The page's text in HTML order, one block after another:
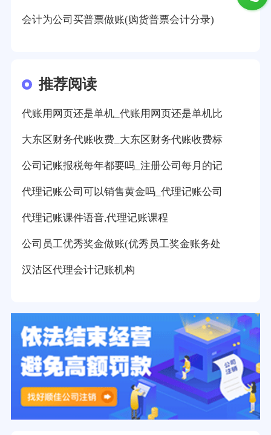
会计为公司买普票做账(购货普票会计分录)
推荐阅读
代账用网页还是单机_代账用网页还是单机比
大东区财务代账收费_大东区财务代账收费标
公司记账报税每年都要吗_注册公司每月的记
代理记账公司可以销售黄金吗_代理记账公司
代理记账课件语音,代理记账课程
公司员工优秀奖金做账(优秀员工奖金账务处
汉沽区代理会计记账机构